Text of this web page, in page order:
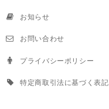
お知らせ
お問い合わせ
プライバシーポリシー
特定商取引法に基づく表記